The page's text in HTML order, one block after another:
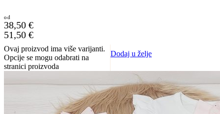
38,50 €
51,50 €
Ovaj proizvod ima više varijanti.
Opcije se mogu odabrati na
stranici proizvoda
Dodaj u želje